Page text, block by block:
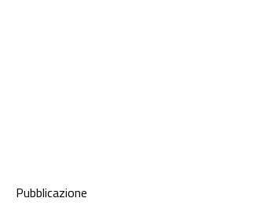
Condivisione social
Pubblicazione